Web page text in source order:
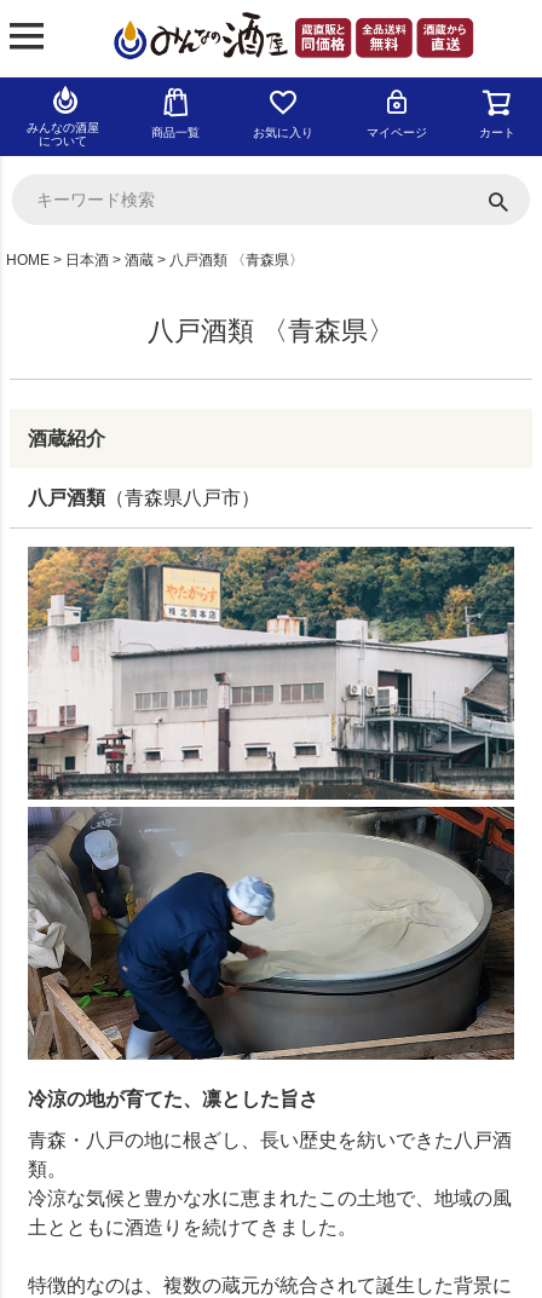
みんなの酒屋
について
商品一覧 お気に入り マイページ カート
HOME 日本酒 酒蔵 八戸酒類 〈青森県〉
八戸酒類 〈青森県〉
酒蔵紹介
八戸酒類（青森県八戸市）
冷涼の地が育てた、凛とした旨さ
青森・八戸の地に根ざし、長い歴史を紡いできた八戸酒
類。
冷涼な気候と豊かな水に恵まれたこの土地で、地域の風
土とともに酒造りを続けてきました。
特徴的なのは、複数の蔵元が統合されて誕生した背景に